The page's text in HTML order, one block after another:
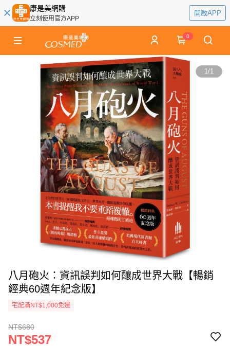
康是美網購
立刻使用官方APP
開啟APP
0
1/1
八月砲火：資訊誤判如何釀成世界大戰【暢銷
經典60週年紀念版】
宅配滿NT$1,000免運
NT$680
NT$537